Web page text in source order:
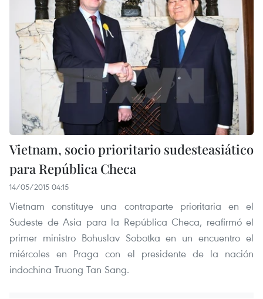
Vietnam, socio prioritario sudesteasiático
para República Checa
14/05/2015 04:15
Vietnam constituye una contraparte prioritaria en el
Sudeste de Asia para la República Checa, reafirmó el
primer ministro Bohuslav Sobotka en un encuentro el
miércoles en Praga con el presidente de la nación
indochina Truong Tan Sang.